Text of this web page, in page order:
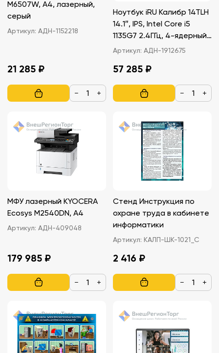
M6507W, A4, лазерный,
серый
Артикул: АДН-1152218
21 285 ₽
− +
Ноутбук iRU Калибр 14TLH
14.1″, IPS, Intel Core i5
1135G7 2.4ГГц, 4-ядерный,
8ГБ DDR4
Артикул: АДН-1912675
57 285 ₽
− +
МФУ лазерный KYOCERA
Ecosys M2540DN, A4
Артикул: АДН-409048
179 985 ₽
− +
Стенд Инструкция по
охране труда в кабинете
информатики
Артикул: КАЛП-ШК-1021_С
2 416 ₽
− +